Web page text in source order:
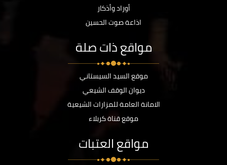
أوراد وأذكار
اذاعة صوت الحسين
مواقع ذات صلة
موقع السيد السيستاني
ديوان الوقف الشيعي
الامانة العامة للمزارات الشيعية
موقع قناة كربلاء
مواقع العتبات